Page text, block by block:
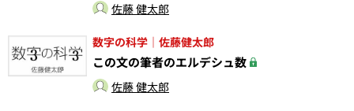
佐藤 健太郎
数字の科学｜佐藤健太郎
この文の筆者のエルデシュ数
佐藤 健太郎